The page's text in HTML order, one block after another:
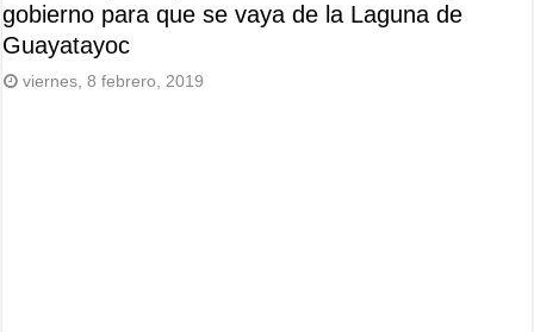
gobierno para que se vaya de la Laguna de
Guayatayoc
viernes, 8 febrero, 2019